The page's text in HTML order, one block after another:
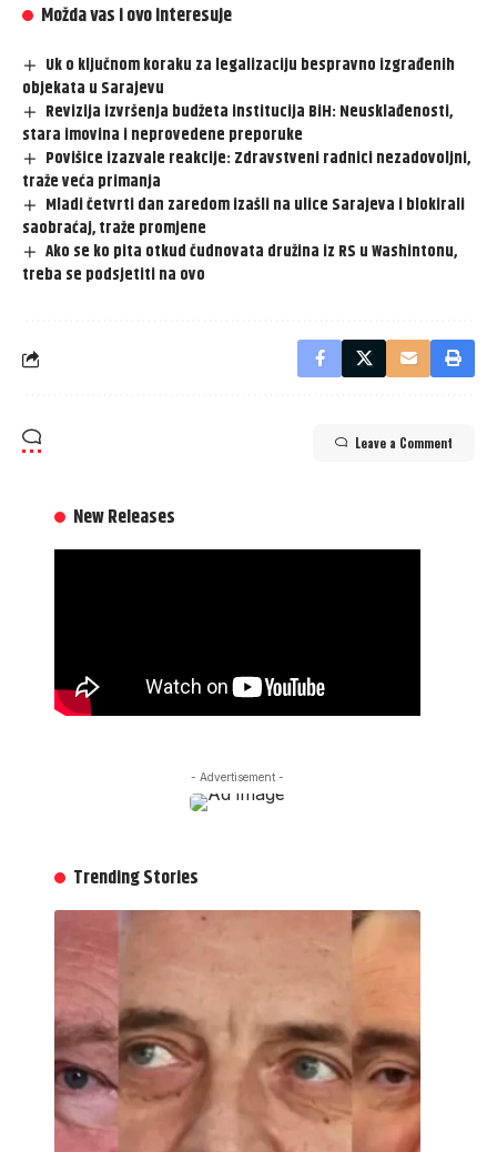
Možda vas i ovo interesuje
Uk o ključnom koraku za legalizaciju bespravno izgrađenih
objekata u Sarajevu
Revizija izvršenja budžeta institucija BiH: Neusklađenosti,
stara imovina i neprovedene preporuke
Povišice izazvale reakcije: Zdravstveni radnici nezadovoljni,
traže veća primanja
Mladi četvrti dan zaredom izašli na ulice Sarajeva i blokirali
saobraćaj, traže promjene
Ako se ko pita otkud čudnovata družina iz RS u Washintonu,
treba se podsjetiti na ovo
Leave a Comment
New Releases
- Advertisement -
Trending Stories